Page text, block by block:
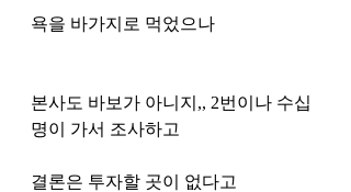
욕을 바가지로 먹었으나
본사도 바보가 아니지,, 2번이나 수십
명이 가서 조사하고
결론은 투자할 곳이 없다고